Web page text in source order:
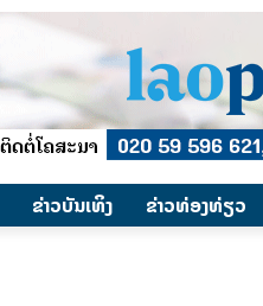
​ຂ່າວບັນເທິງ ​ຂ່າວທ່ອງທ່ຽວ